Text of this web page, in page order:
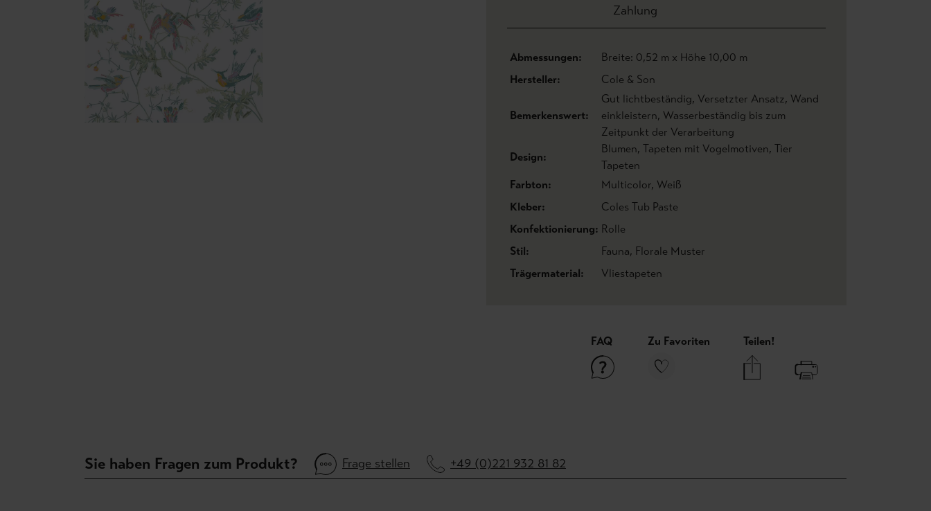
Zahlung
Abmessungen:
Breite: 0,52 m x Höhe 10,00 m
Hersteller:
Cole & Son
Bemerkenswert:
Gut lichtbeständig, Versetzter Ansatz, Wand
einkleistern, Wasserbeständig bis zum
Zeitpunkt der Verarbeitung
Design:
Blumen, Tapeten mit Vogelmotiven, Tier
Tapeten
Farbton:
Multicolor, Weiß
Kleber:
Coles Tub Paste
Konfektionierung: Rolle
Stil:
Fauna, Florale Muster
Trägermaterial:
Vliestapeten
FAQ Zu Favoriten Teilen!
Sie haben Fragen zum Produkt? Frage stellen +49 (0)221 932 81 82